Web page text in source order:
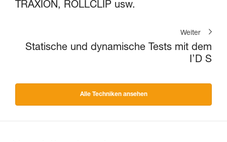
TRAXION, ROLLCLIP usw.
Weiter
Statische und dynamische Tests mit dem
I’D S
Alle Techniken ansehen